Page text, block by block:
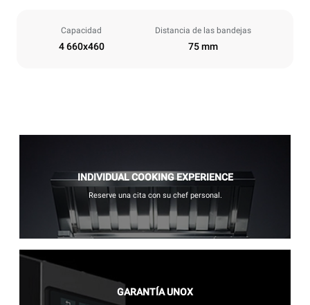
Capacidad
4 660x460
Distancia de las bandejas
75 mm
INDIVIDUAL COOKING EXPERIENCE
Reserve una cita con su chef personal.
GARANTÍA UNOX